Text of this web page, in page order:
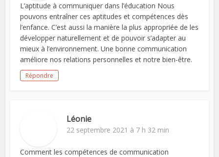
L’aptitude à communiquer dans l’éducation Nous
pouvons entraîner ces aptitudes et compétences dès
l’enfance. C’est aussi la manière la plus appropriée de les
développer naturellement et de pouvoir s’adapter au
mieux à l’environnement. Une bonne communication
améliore nos relations personnelles et notre bien-être.
Répondre
Léonie
22 septembre 2021 à 7 h 32 min
Comment les compétences de communication